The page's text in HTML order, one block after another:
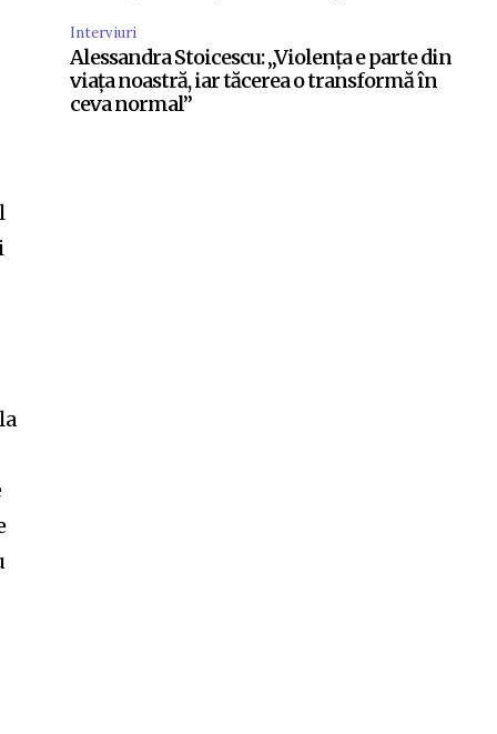
Interviuri
Alessandra Stoicescu: „Violența e parte din
viața noastră, iar tăcerea o transformă în
ceva normal”